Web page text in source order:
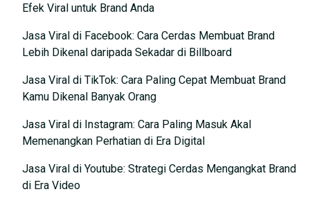
Efek Viral untuk Brand Anda
Jasa Viral di Facebook: Cara Cerdas Membuat Brand
Lebih Dikenal daripada Sekadar di Billboard
Jasa Viral di TikTok: Cara Paling Cepat Membuat Brand
Kamu Dikenal Banyak Orang
Jasa Viral di Instagram: Cara Paling Masuk Akal
Memenangkan Perhatian di Era Digital
Jasa Viral di Youtube: Strategi Cerdas Mengangkat Brand
di Era Video